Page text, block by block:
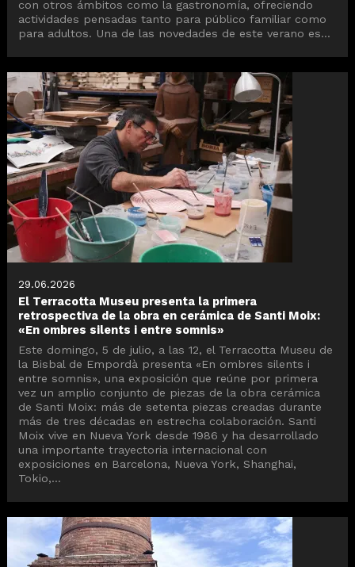
con otros ámbitos como la gastronomía, ofreciendo
actividades pensadas tanto para público familiar como
para adultos. Una de las novedades de este verano es...
29.06.2026
El Terracotta Museu presenta la primera
retrospectiva de la obra en cerámica de Santi Moix:
«En ombres silents i entre somnis»
Este domingo, 5 de julio, a las 12, el Terracotta Museu de
la Bisbal de Empordà presenta «En ombres silents i
entre somnis», una exposición que reúne por primera
vez un amplio conjunto de piezas de la obra cerámica
de Santi Moix: más de setenta piezas creadas durante
más de tres décadas en estrecha colaboración. Santi
Moix vive en Nueva York desde 1986 y ha desarrollado
una importante trayectoria internacional con
exposiciones en Barcelona, ​​Nueva York, Shanghai,
Tokio,...